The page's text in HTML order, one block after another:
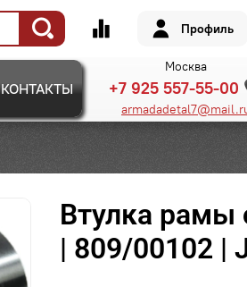
Профиль
КОНТАКТЫ
Москва
+7 925 557-55-00
Втулка рамы
| 809/00102 |